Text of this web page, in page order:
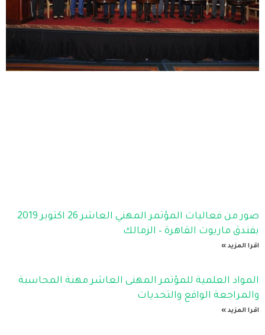
صور من فعاليات المؤتمر المهني العاشر 26 اكتوبر 2019
بفندق ماريوت القاهرة – الزمالك
اقرا المزيد »
المواد العلمية للمؤتمر المهنى العاشر مهنة المحاسبة
والمراجعة الواقع والتحديات
اقرا المزيد »